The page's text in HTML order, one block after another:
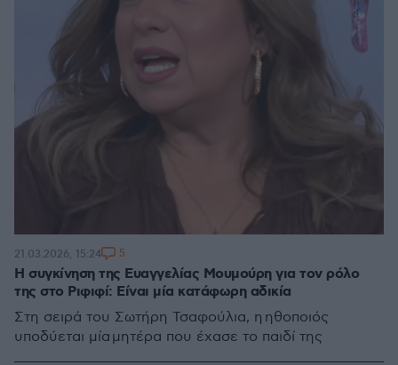
Η συγκίνηση της Ευαγγελίας Μουμούρη για τον ρόλο
της στο Ριφιφί: Είναι μία κατάφωρη αδικία
Στη σειρά του Σωτήρη Τσαφούλια, η ηθοποιός
υποδύεται μία μητέρα που έχασε το παιδί της
21.03.2026, 15:24 5